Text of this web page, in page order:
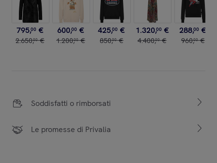
795,00 €
2.650,00 €
600,00 €
1.200,00 €
425,00 €
850,00 €
1.320,00 €
4.400,00 €
288,00 €
960,00 €
Soddisfatti o rimborsati
Le promesse di Privalia